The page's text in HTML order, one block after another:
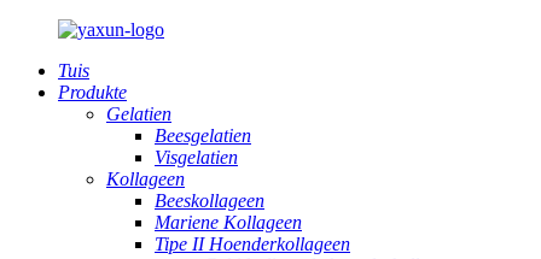
Tuis
Produkte
Gelatien
Beesgelatien
Visgelatien
Kollageen
Beeskollageen
Mariene Kollageen
Tipe II Hoenderkollageen